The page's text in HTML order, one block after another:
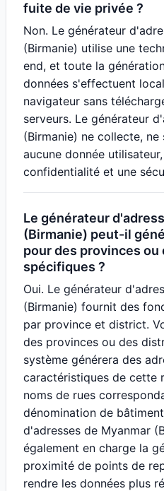
fuite de vie privée ?
Non. Le générateur
(Birmanie) utilise une
end, et toute la
données s'effectuent
navigateur sans
serveurs. Le générateur
(Birmanie) ne collecte,
aucune donnée
confidentialité et une
Le générateur
(Birmanie) peut-il
pour des provinces
spécifiques ?
Oui. Le générateur
(Birmanie) fournit des
par province et district.
des provinces ou des
système générera des
caractéristiques de cette
noms de rues
dénomination de
d'adresses de Myanmar
également en charge la
proximité de points de
rendre les données plus